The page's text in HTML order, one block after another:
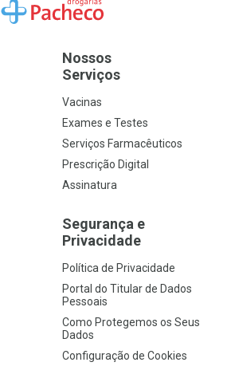
Ir para a Home
Nossos
Serviços
Vacinas
Exames e Testes
Serviços Farmacêuticos
Prescrição Digital
Assinatura
Segurança e
Privacidade
Política de Privacidade
Portal do Titular de Dados
Pessoais
Como Protegemos os Seus
Dados
Configuração de Cookies